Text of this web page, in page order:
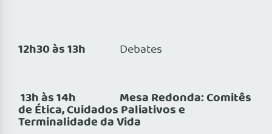
12h30 às 13h Debates
13h às 14h Mesa Redonda: Comitês
de Ética, Cuidados Paliativos e
Terminalidade da Vida